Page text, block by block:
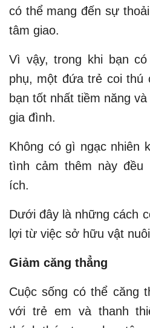
có thể mang đến sự
tâm giao.
Vì vậy, trong khi bạn
phụ, một đứa trẻ coi thú
bạn tốt nhất tiềm năng
gia đình.
Không có gì ngạc nhiên
tình cảm thêm này
ích.
Dưới đây là những cách
lợi từ việc sở hữu vật
Giảm căng thẳng
Cuộc sống có thể căng
với trẻ em và thanh